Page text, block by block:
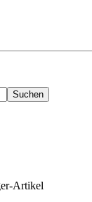
Suchen
Artikel